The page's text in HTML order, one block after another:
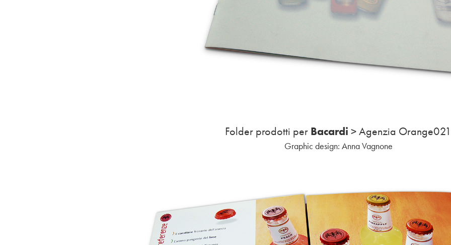
Folder prodotti per Bacardi > Agenzia Orange021
Graphic design: Anna Vagnone